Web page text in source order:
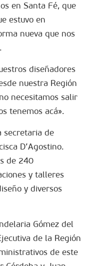
en Santa Fé, que
estuvo en
nueva que nos
diseñadores
nuestra Región
necesitamos salir
tenemos acá».
secretaria de
D’Agostino.
de 240
y talleres
y diversos
Gómez del
de la Región
de este